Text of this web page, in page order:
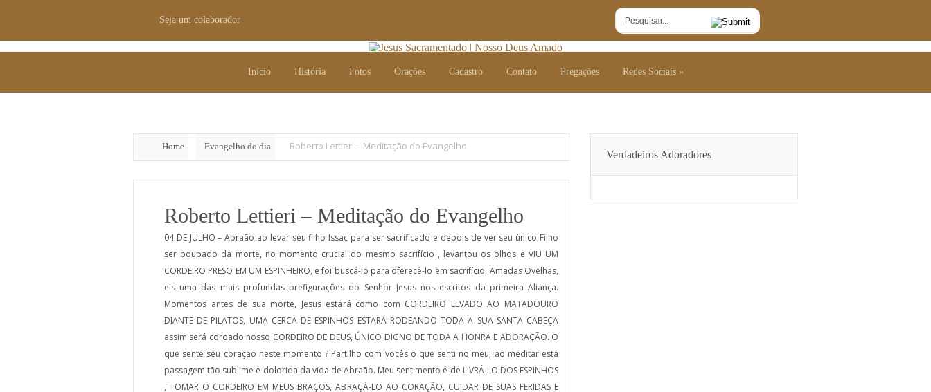
Seja um colaborador
Início
História Fotos Orações Cadastro Contato Pregações Redes Sociais
Home Evangelho do dia Roberto Lettieri – Meditação do Evangelho
Roberto Lettieri – Meditação do Evangelho
04 DE JULHO – Abraão ao levar seu filho Issac para ser sacrificado e depois de ver seu único Filho
ser poupado da morte, no momento crucial do mesmo sacrifício , levantou os olhos e VIU UM
CORDEIRO PRESO EM UM ESPINHEIRO, e foi buscá-lo para oferecê-lo em sacrifício. Amadas Ovelhas,
eis uma das mais profundas prefigurações do Senhor Jesus nos escritos da primeira Aliança.
Momentos antes de sua morte, Jesus estará como com CORDEIRO LEVADO AO MATADOURO
DIANTE DE PILATOS, UMA CERCA DE ESPINHOS ESTARÁ RODEANDO TODA A SUA SANTA CABEÇA
assim será coroado nosso CORDEIRO DE DEUS, ÚNICO DIGNO DE TODA A HONRA E ADORAÇÃO. O
que sente seu coração neste momento ? Partilho com vocês o que senti no meu, ao meditar esta
passagem tão sublime e dolorida da vida de Abraão. Meu sentimento é de LIVRÁ-LO DOS ESPINHOS
, TOMAR O CORDEIRO EM MEUS BRAÇOS, ABRAÇÁ-LO AO CORAÇÃO, CUIDAR DE SUAS FERIDAS E
Verdadeiros Adoradores